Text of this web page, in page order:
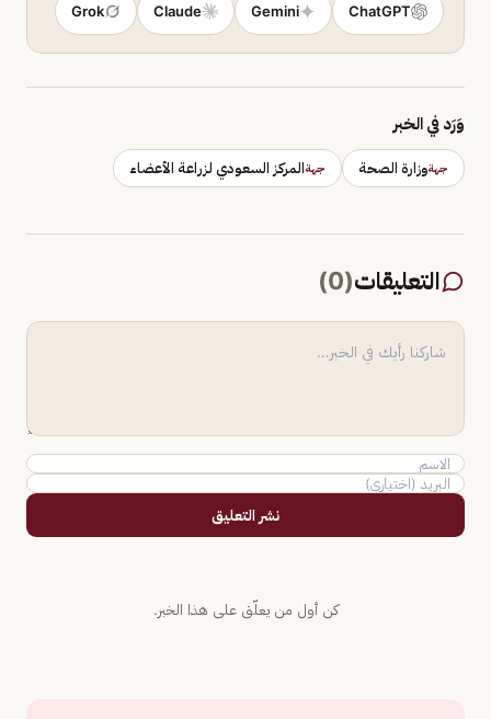
ChatGPT
Gemini
Claude
Grok
وَرَد في الخبر
جهةوزارة الصحة جهةالمركز السعودي لزراعة الأعضاء
التعليقات(
0
)
نشر التعليق
كن أول من يعلّق على هذا الخبر.